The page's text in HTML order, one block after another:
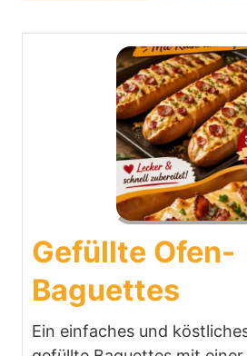
Gefüllte Ofen-
Baguettes
Ein einfaches und